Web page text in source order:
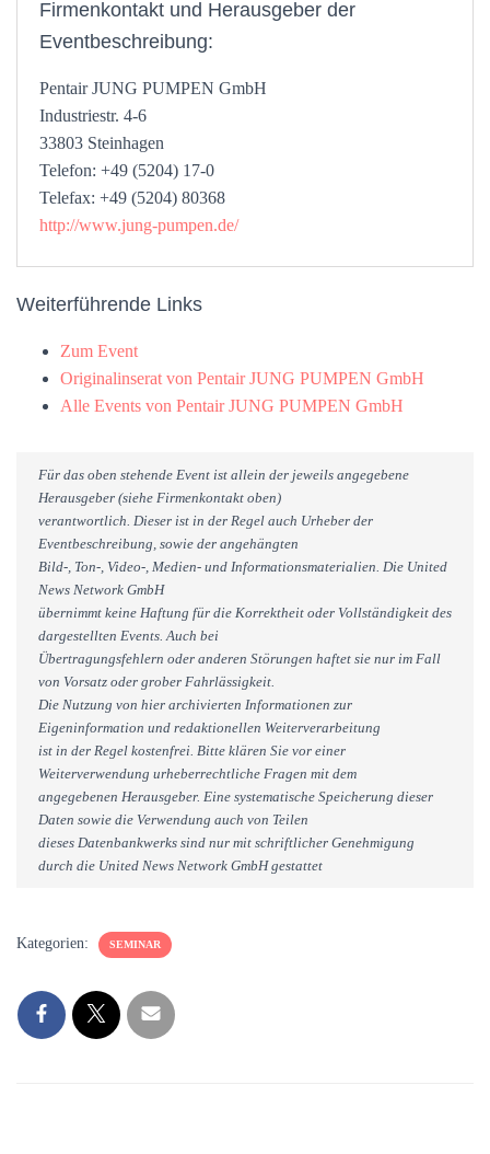
Firmenkontakt und Herausgeber der
Eventbeschreibung:
Pentair JUNG PUMPEN GmbH
Industriestr. 4-6
33803 Steinhagen
Telefon: +49 (5204) 17-0
Telefax: +49 (5204) 80368
http://www.jung-pumpen.de/
Weiterführende Links
Zum Event
Originalinserat von Pentair JUNG PUMPEN GmbH
Alle Events von Pentair JUNG PUMPEN GmbH
Für das oben stehende Event ist allein der jeweils angegebene
Herausgeber (siehe Firmenkontakt oben)
verantwortlich. Dieser ist in der Regel auch Urheber der
Eventbeschreibung, sowie der angehängten
Bild-, Ton-, Video-, Medien- und Informationsmaterialien. Die United
News Network GmbH
übernimmt keine Haftung für die Korrektheit oder Vollständigkeit des
dargestellten Events. Auch bei
Übertragungsfehlern oder anderen Störungen haftet sie nur im Fall
von Vorsatz oder grober Fahrlässigkeit.
Die Nutzung von hier archivierten Informationen zur
Eigeninformation und redaktionellen Weiterverarbeitung
ist in der Regel kostenfrei. Bitte klären Sie vor einer
Weiterverwendung urheberrechtliche Fragen mit dem
angegebenen Herausgeber. Eine systematische Speicherung dieser
Daten sowie die Verwendung auch von Teilen
dieses Datenbankwerks sind nur mit schriftlicher Genehmigung
durch die United News Network GmbH gestattet
Kategorien: SEMINAR